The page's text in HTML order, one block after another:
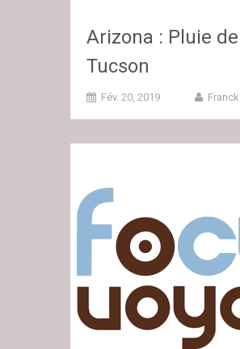
Arizona : Pluie
Tucson
Fév. 20, 2019